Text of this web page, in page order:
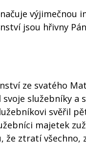
jsou hřivny
ze svatého
služebníky a
svěřil
majetek
ztratí všechno,